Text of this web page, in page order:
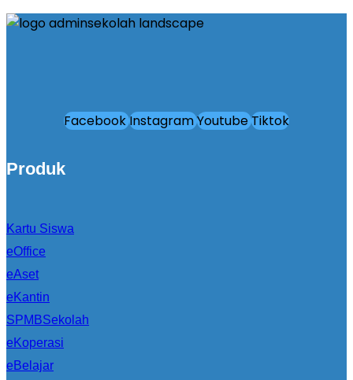
FacebookInstagramYoutubeTiktok
Produk
Kartu Siswa
eOffice
eAset
eKantin
SPMBSekolah
eKoperasi
eBelajar